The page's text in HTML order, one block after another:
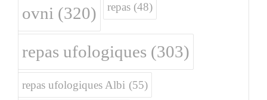
ovni (320) repas (48)
repas ufologiques (303)
repas ufologiques Albi (55)